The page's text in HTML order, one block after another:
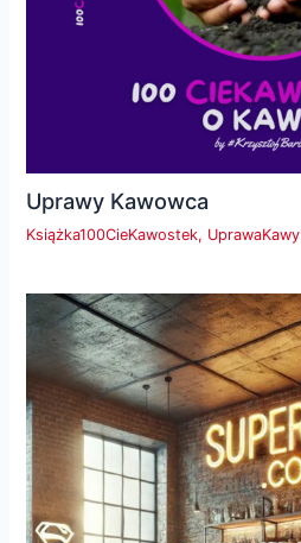
Uprawy Kawowca
Książka100CieKawostek, UprawaKawy